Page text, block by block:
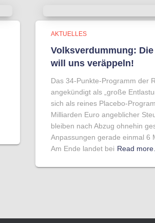
AKTUELLES
Volksverdummung:
will uns veräppeln!
Das 34-Punkte-Programm der
angekündigt als „große
sich als reines Placebo-
Milliarden Euro angeblicher
bleiben nach Abzug ohnehin
Anpassungen gerade einmal 6
Am Ende landet bei Read